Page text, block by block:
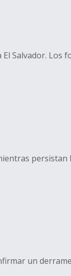
Salvador. Los
persistan
un